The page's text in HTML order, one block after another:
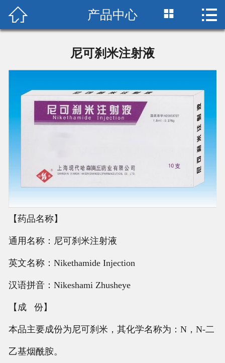
 首页
党群建设
产品中心
 产品中心  
尼可刹米注射液
【药品名称】
通用名称：尼可刹米注射液
英文名称：Nikethamide Injection
汉语拼音：Nikeshami Zhusheye
【成 份】
本品主要成份为尼可刹米，其化学名称为：N，N-二
乙基烟酰胺。